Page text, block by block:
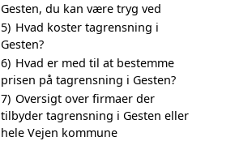
Gesten, du kan være tryg ved
5) Hvad koster tagrensning i
Gesten?
6) Hvad er med til at bestemme
prisen på tagrensning i Gesten?
7) Oversigt over firmaer der
tilbyder tagrensning i Gesten eller
hele Vejen kommune